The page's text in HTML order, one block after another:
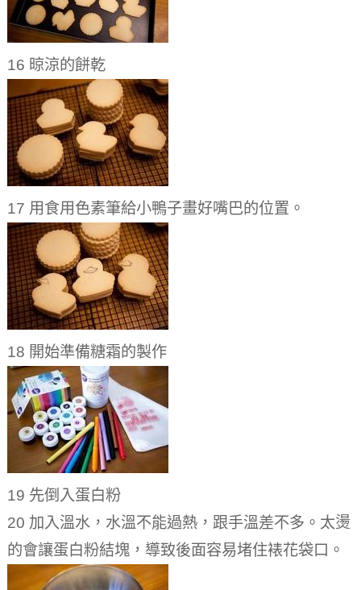
16 晾涼的餅乾
17 用食用色素筆給小鴨子畫好嘴巴的位置。
18 開始準備糖霜的製作
19 先倒入蛋白粉
20 加入溫水，水溫不能過熱，跟手溫差不多。太燙
的會讓蛋白粉結塊，導致後面容易堵住裱花袋口。